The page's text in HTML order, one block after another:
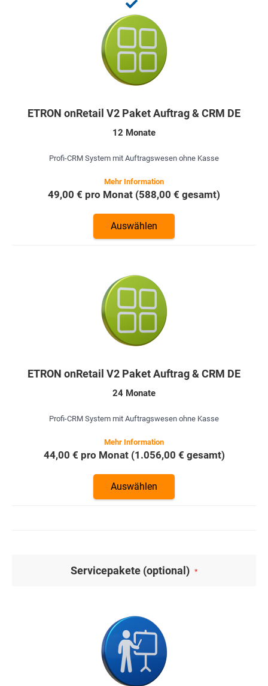
ETRON onRetail V2 Paket Auftrag & CRM DE
12 Monate
Profi-CRM System mit Auftragswesen ohne Kasse
49,00 € pro Monat (588,00 € gesamt)
Auswählen
ETRON onRetail V2 Paket Auftrag & CRM DE
24 Monate
Profi-CRM System mit Auftragswesen ohne Kasse
44,00 € pro Monat (1.056,00 € gesamt)
Auswählen
Servicepakete (optional)